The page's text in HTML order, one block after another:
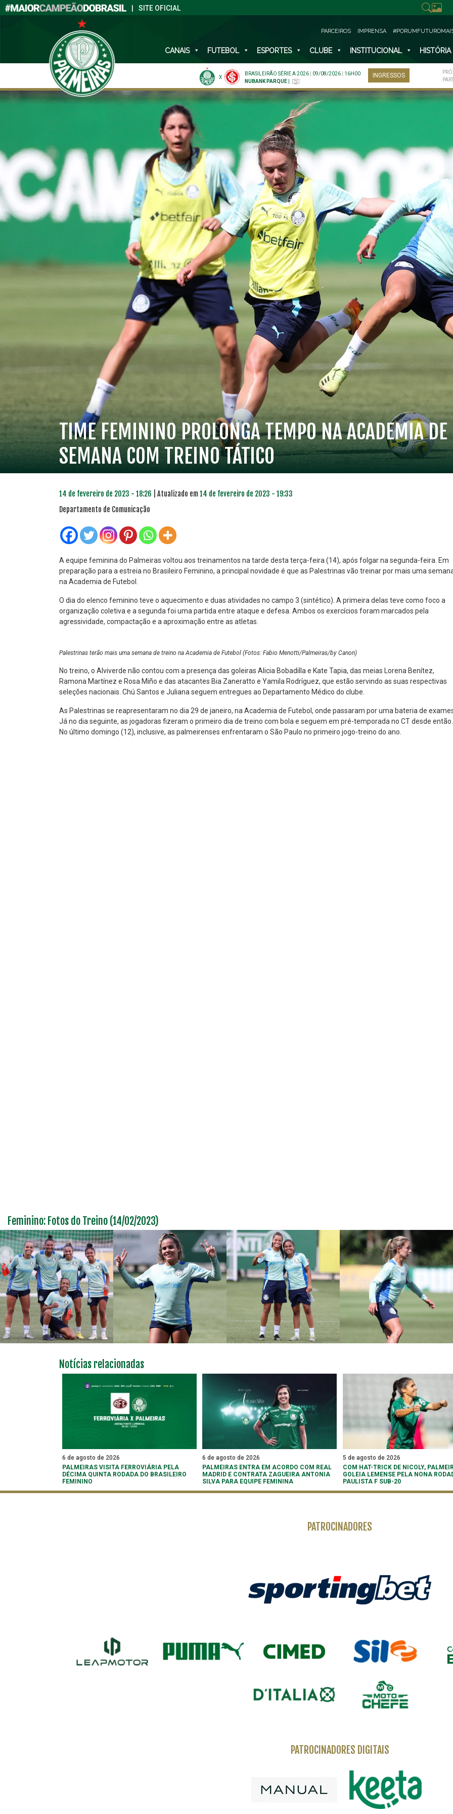
SITE OFICIAL
PARCEIROS IMPRENSA
CANAIS FUTEBOL ESPORTES CLUBE INSTITUCIONAL HISTÓRIA
X
BRASILEIRÃO SÉRIE A 2026 09/08/2026
16H00
NUBANK PARQUE
INGRESSOS
TIME FEMININO PROLONGA TEMPO NA ACADEMIA
SEMANA COM TREINO TÁTICO
14 de fevereiro de 2023 - 18:26 | Atualizado em14 de fevereiro de 2023 - 19:33
Departamento de Comunicação
A equipe feminina do Palmeiras voltou aos treinamentos na tarde desta terça-feira (14), após folgar na segunda-feira. Em
preparação para a estreia no Brasileiro Feminino, a principal novidade é que as Palestrinas vão treinar por mais uma
na Academia de Futebol.
O dia do elenco feminino teve o aquecimento e duas atividades no campo 3 (sintético). A primeira delas teve como foco a
organização coletiva e a segunda foi uma partida entre ataque e defesa. Ambos os exercícios foram marcados pela
agressividade, compactação e a aproximação entre as atletas.
Palestrinas terão mais uma semana de treino na Academia de Futebol (Fotos: Fabio Menotti/Palmeiras/by Canon)
No treino, o Alviverde não contou com a presença das goleiras Alicia Bobadilla e Kate Tapia, das meias Lorena Benítez,
Ramona Martínez e Rosa Miño e das atacantes Bia Zaneratto e Yamila Rodríguez, que estão servindo as suas respectivas
seleções nacionais. Chú Santos e Juliana seguem entregues ao Departamento Médico do clube.
As Palestrinas se reapresentaram no dia 29 de janeiro, na Academia de Futebol, onde passaram por uma bateria de
Já no dia seguinte, as jogadoras fizeram o primeiro dia de treino com bola e seguem em pré-temporada no CT desde então.
No último domingo (12), inclusive, as palmeirenses enfrentaram o São Paulo no primeiro jogo-treino do ano.
PLANO PRATA
R$46,04 R$23,01 R$85,52
Feminino: Fotos do Treino (14/02/2023)
Notícias relacionadas
6 de agosto de 2026
PALMEIRAS VISITA FERROVIÁRIA PELA
DÉCIMA QUINTA RODADA DO BRASILEIRO
FEMININO
6 de agosto de 2026
PALMEIRAS ENTRA EM ACORDO COM REAL
MADRID E CONTRATA ZAGUEIRA ANTONIA
SILVA PARA EQUIPE FEMININA
5 de agosto de 2026
COM HAT-TRICK DE NICOLY,
GOLEIA LEMENSE PELA NONA
PAULISTA F SUB-20
PATROCINADORES
PATROCINADORES DIGITAIS